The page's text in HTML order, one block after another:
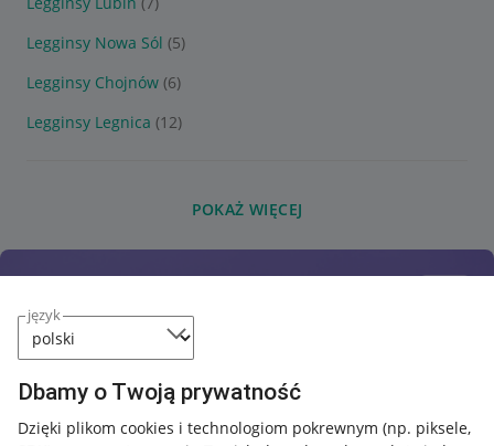
język
Dbamy o Twoją prywatność
Dzięki plikom cookies i technologiom pokrewnym (np. piksele,
Legginsy Nowa Sól (5)
Legginsy Chojnów (6)
Legginsy Legnica (12)
POKAŻ WIĘCEJ